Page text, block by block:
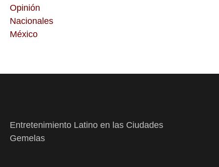
Opinión
Nacionales
México
Entretenimiento Latino en las Ciudades
Gemelas